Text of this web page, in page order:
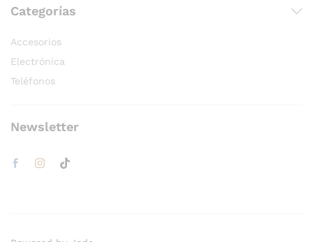
Categorías
Accesorios
Electrónica
Teléfonos
Newsletter